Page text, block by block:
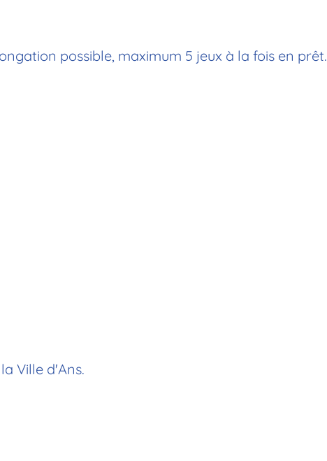
possible, maximum 5 jeux à la fois en prêt.
Ville d'Ans.